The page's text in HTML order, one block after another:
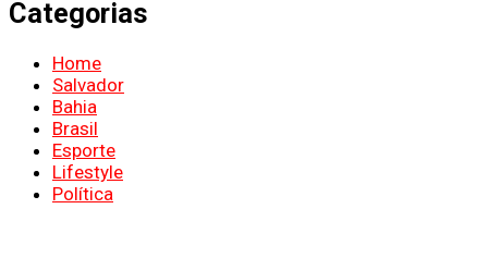
Categorias
Home
Salvador
Bahia
Brasil
Esporte
Lifestyle
Política